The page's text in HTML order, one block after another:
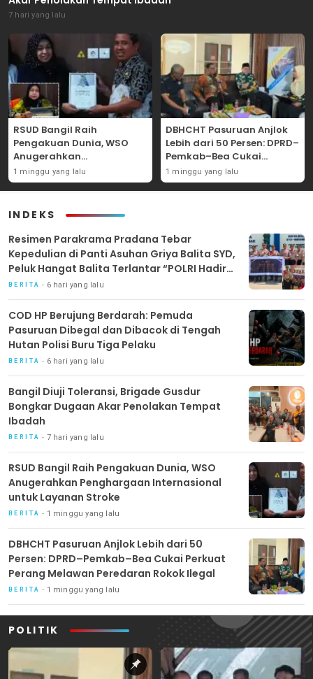
7 hari yang lalu
RSUD Bangil Raih
Pengakuan Dunia, WSO
Anugerahkan
Penghargaan
Internasional untuk
1 minggu yang lalu
DBHCHT Pasuruan Anjlok
Lebih dari 50 Persen: DPRD–
Pemkab–Bea Cukai
Perkuat Perang Melawan
Peredaran Rokok Ilegal
1 minggu yang lalu
INDEKS
Resimen Parakrama Pradana Tebar
Kepedulian di Panti Asuhan Griya Balita SYD,
Peluk Hangat Balita Terlantar “POLRI Hadir
Dengan Hati”
BERITA 6 hari yang lalu
COD HP Berujung Berdarah: Pemuda
Pasuruan Dibegal dan Dibacok di Tengah
Hutan Polisi Buru Tiga Pelaku
BERITA 6 hari yang lalu
Bangil Diuji Toleransi, Brigade Gusdur
Bongkar Dugaan Akar Penolakan Tempat
Ibadah
BERITA 7 hari yang lalu
RSUD Bangil Raih Pengakuan Dunia, WSO
Anugerahkan Penghargaan Internasional
untuk Layanan Stroke
BERITA 1 minggu yang lalu
DBHCHT Pasuruan Anjlok Lebih dari 50
Persen: DPRD–Pemkab–Bea Cukai Perkuat
Perang Melawan Peredaran Rokok Ilegal
BERITA 1 minggu yang lalu
POLITIK